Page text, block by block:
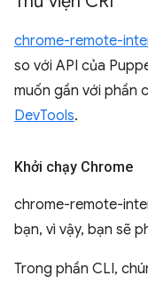
chrome-remote-
so với API của
muốn gần với phần
DevTools.
Khởi chạy Chrome
chrome-remote-
bạn, vì vậy, bạn sẽ
Trong phần CLI,